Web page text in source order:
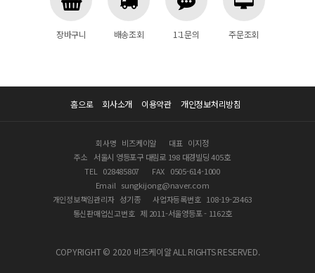
장바구니 배송조회 1:1문의 주문조회
홈으로 회사소개 이용약관 개인정보처리방침
회사명 비즈케이알 대표 이지정
주소
서울시 영등포구 대림로 198 대경빌딩 405호
TEL
028485807 FAX 0505-614-1000
Email sungkijong@naver.com
개인정보책임관리자 성기종 사업자등록번호 108-19-23463
통신판매업신고번호 제 2011-서울영등포 - 1162호
COPYRIGHT © 2020 비즈케이알 ALL RIGHTS RESERVED.